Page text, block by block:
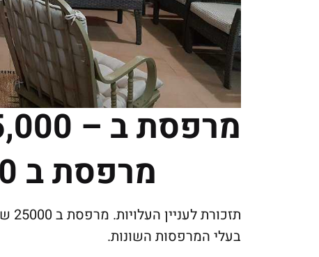
מרפסת ב – 25,000 שקלים
מרפסת ב 25000 שקלים
בעלי המרפסות השונות.